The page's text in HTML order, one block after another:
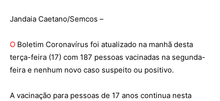
Jandaia Caetano/Semcos –
O Boletim Coronavírus foi atualizado na manhã desta
terça-feira (17) com 187 pessoas vacinadas na segunda-
feira e nenhum novo caso suspeito ou positivo.
A vacinação para pessoas de 17 anos continua nesta